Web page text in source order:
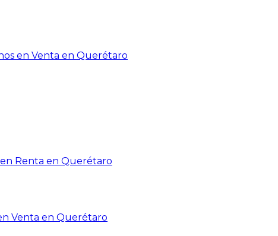
en Venta en Querétaro
Renta en Querétaro
Venta en Querétaro